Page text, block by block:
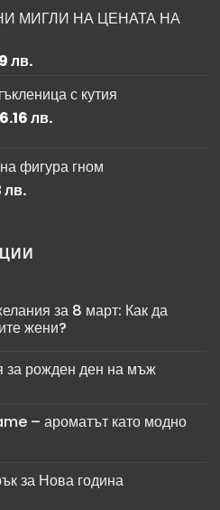
was:
/
е:
МИГЛИ НА ЦЕНАТА НА
лв.
с кутия
лв.
фигура гном
лв.
за 8 март: Как да
жени?
за рожден ден на мъж
– ароматът като модно
за Нова година